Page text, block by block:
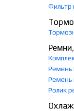
Фильтр
Ремень
Ремень
Ролик